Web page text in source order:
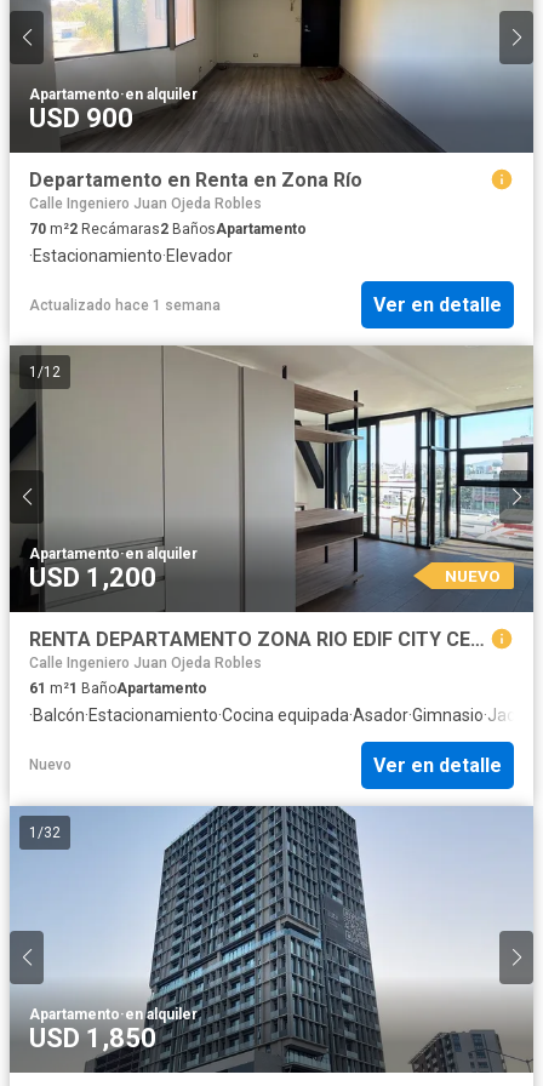
Apartamento·en alquiler
USD 900
Departamento en Renta en Zona Río
Calle Ingeniero Juan Ojeda Robles
70 m²2 Recámaras2 BañosApartamento
·Estacionamiento·Elevador
Actualizado hace 1 semana Ver en detalle
1 /12
Apartamento·en alquiler
USD 1,200 NUEVO
RENTA DEPARTAMENTO ZONA RIO EDIF CITY CENTER
Calle Ingeniero Juan Ojeda Robles
61 m²1 BañoApartamento
·Balcón·Estacionamiento·Cocina equipada·Asador·Gimnasio·
Nuevo Ver en detalle
1 /32
Apartamento·en alquiler
USD 1,850